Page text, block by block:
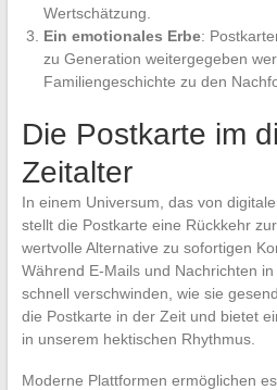
Wertschätzung.
Ein emotionales Erbe:
zu Generation weitergegeben
Familiengeschichte zu den
Die Postkarte im
Zeitalter
In einem Universum, das von
stellt die Postkarte eine Rückkehr
wertvolle Alternative zu sofortigen
Während E-Mails und Nachrichten
schnell verschwinden, wie sie
die Postkarte in der Zeit und bietet
in unserem hektischen Rhythmus.
Moderne Plattformen ermöglichen